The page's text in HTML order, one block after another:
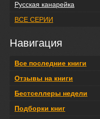
Русская канарейка
ВСЕ СЕРИИ
Навигация
Все последние книги
Отзывы на книги
Бестселлеры недели
Подборки книг